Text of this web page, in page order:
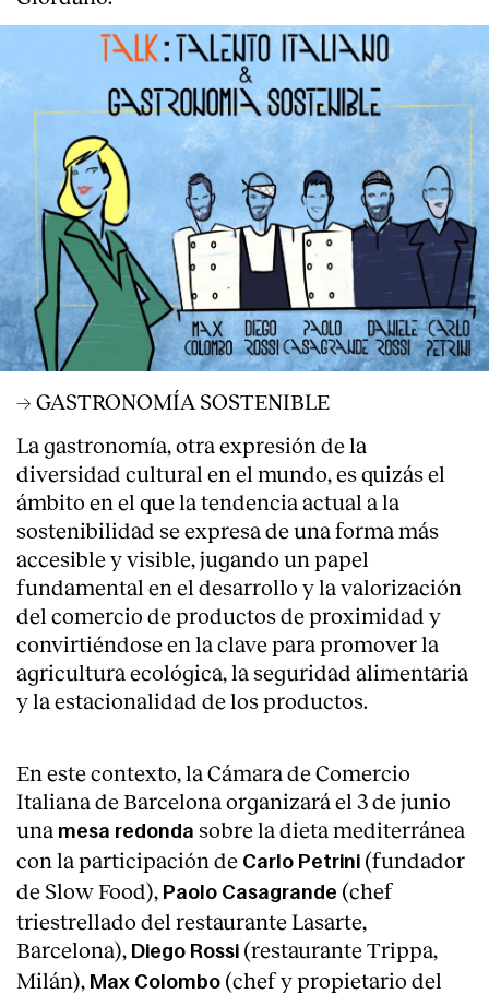
Servicios
→ GASTRONOMÍA SOSTENIBLE
La gastronomía, otra expresión de la
diversidad cultural en el mundo, es quizás el
ámbito en el que la tendencia actual a la
sostenibilidad se expresa de una forma más
accesible y visible, jugando un papel
fundamental en el desarrollo y la valorización
del comercio de productos de proximidad y
convirtiéndose en la clave para promover la
agricultura ecológica, la seguridad alimentaria
y la estacionalidad de los productos.
En este contexto, la Cámara de Comercio
Italiana de Barcelona organizará el 3 de junio
una mesa redonda sobre la dieta mediterránea
con la participación de Carlo Petrini (fundador
de Slow Food), Paolo Casagrande (chef
triestrellado del restaurante Lasarte,
Barcelona), Diego Rossi (restaurante Trippa,
Milán), Max Colombo (chef y propietario del